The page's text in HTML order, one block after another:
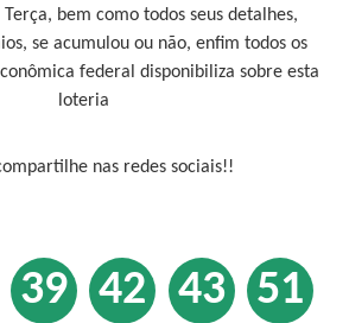
bem como todos seus detalhes,
se acumulou ou não, enfim todos os
federal disponibiliza sobre esta
loteria
nas redes sociais!!
39 42 43 51